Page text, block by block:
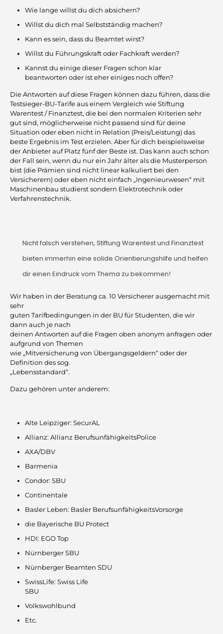
Wie lange willst du dich absichern?
Willst du dich mal Selbstständig machen?
Kann es sein, dass du Beamtet wirst?
Willst du Führungskraft oder Fachkraft werden?
Kannst du einige dieser Fragen schon klar
beantworten oder ist eher einiges noch offen?
Die Antworten auf diese Fragen können dazu führen, dass die
Testsieger-BU-Tarife aus einem Vergleich wie Stiftung
Warentest / Finanztest, die bei den normalen Kriterien sehr
gut sind, möglicherweise nicht passend sind für deine
Situation oder eben nicht in Relation (Preis/Leistung) das
beste Ergebnis im Test erzielen. Aber für dich beispielsweise
der Anbieter auf Platz fünf der Beste ist. Das kann auch schon
der Fall sein, wenn du nur ein Jahr älter als die Musterperson
bist (die Prämien sind nicht linear kalkuliert bei den
Versicherern) oder eben nicht einfach „Ingenieurwesen“ mit
Maschinenbau studierst sondern Elektrotechnik oder
Verfahrenstechnik.
Nicht falsch verstehen, Stiftung Warentest und Finanztest
bieten immerhin eine solide Orientierungshilfe und helfen
dir einen Eindruck vom Thema zu bekommen!
Wir haben in der Beratung ca. 10 Versicherer ausgemacht mit
sehr
guten Tarifbedingungen in der BU für Studenten, die wir
dann auch je nach
deinen Antworten auf die Fragen oben anonym anfragen oder
aufgrund von Themen
wie „Mitversicherung von Übergangsgeldern“ oder der
Definition des sog.
„Lebensstandard“.
Dazu gehören unter anderem:
Alte Leipziger: SecurAL
Allianz: Allianz BerufsunfähigkeitsPolice
AXA/DBV
Barmenia
Condor: SBU
Continentale
Basler Leben: Basler BerufsunfähigkeitsVorsorge
die Bayerische BU Protect
HDI: EGO Top
Nürnberger SBU
Nürnberger Beamten SDU
SwissLife: Swiss Life
SBU
Volkswohlbund
Etc.